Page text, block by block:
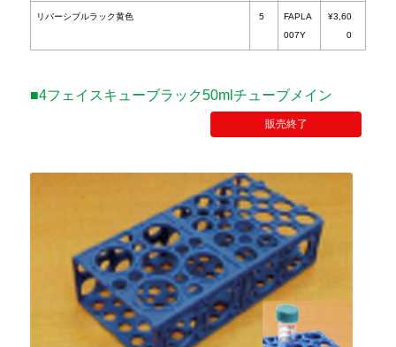
■4フェイスキューブラック50mlチューブメイン
販売終了